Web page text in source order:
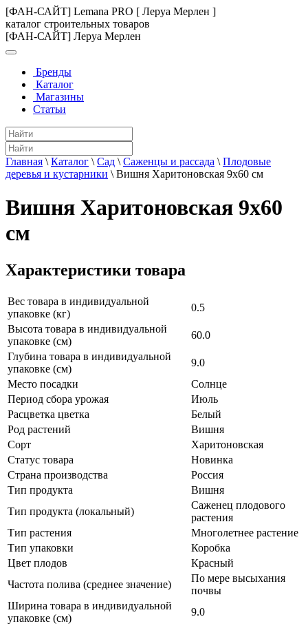
[ФАН-САЙТ] Lemana PRO [ Леруа Мерлен ]
каталог строительных товаров
[ФАН-САЙТ] Леруа Мерлен
Бренды
Каталог
Магазины
Статьи
Главная \ Каталог \ Сад \ Саженцы и рассада \ Плодовые
деревья и кустарники \ Вишня Харитоновская 9x60 см
Вишня Харитоновская 9x60
см
Характеристики товара
Вес товара в индивидуальной
упаковке (кг)
0.5
Высота товара в индивидуальной
упаковке (см)
60.0
Глубина товара в индивидуальной
упаковке (см)
9.0
Место посадки
Солнце
Период сбора урожая
Июль
Расцветка цветка
Белый
Род растений
Вишня
Сорт
Харитоновская
Статус товара
Новинка
Страна производства
Россия
Тип продукта
Вишня
Тип продукта (локальный)
Саженец плодового
растения
Тип растения
Многолетнее растение
Тип упаковки
Коробка
Цвет плодов
Красный
Частота полива (среднее значение)
По мере высыхания
почвы
Ширина товара в индивидуальной
упаковке (см)
9.0